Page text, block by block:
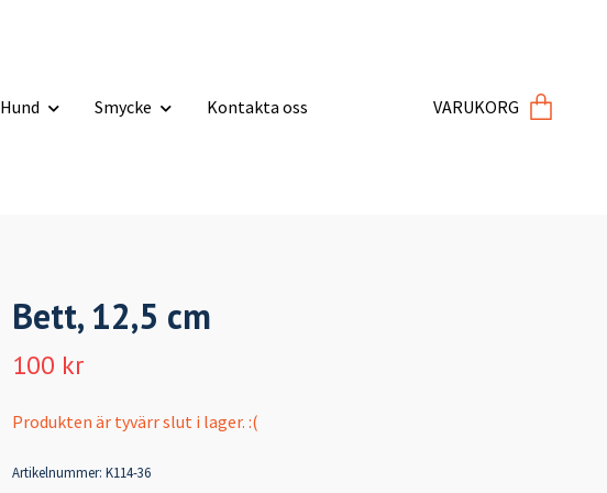
Hund Smycke Kontakta oss VARUKORG
Bett, 12,5 cm
100 kr
Produkten är tyvärr slut i lager. :(
Artikelnummer: K114-36